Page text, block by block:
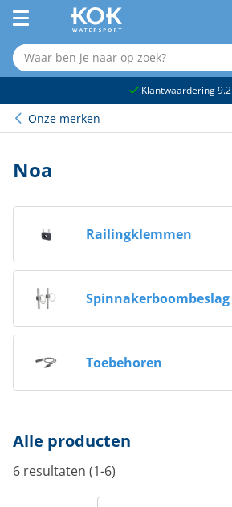
Klantwaardering 9.2
Onze merken
Noa
Railingklemmen
Spinnakerboombeslag
Toebehoren
Alle producten
6 resultaten (1-6)